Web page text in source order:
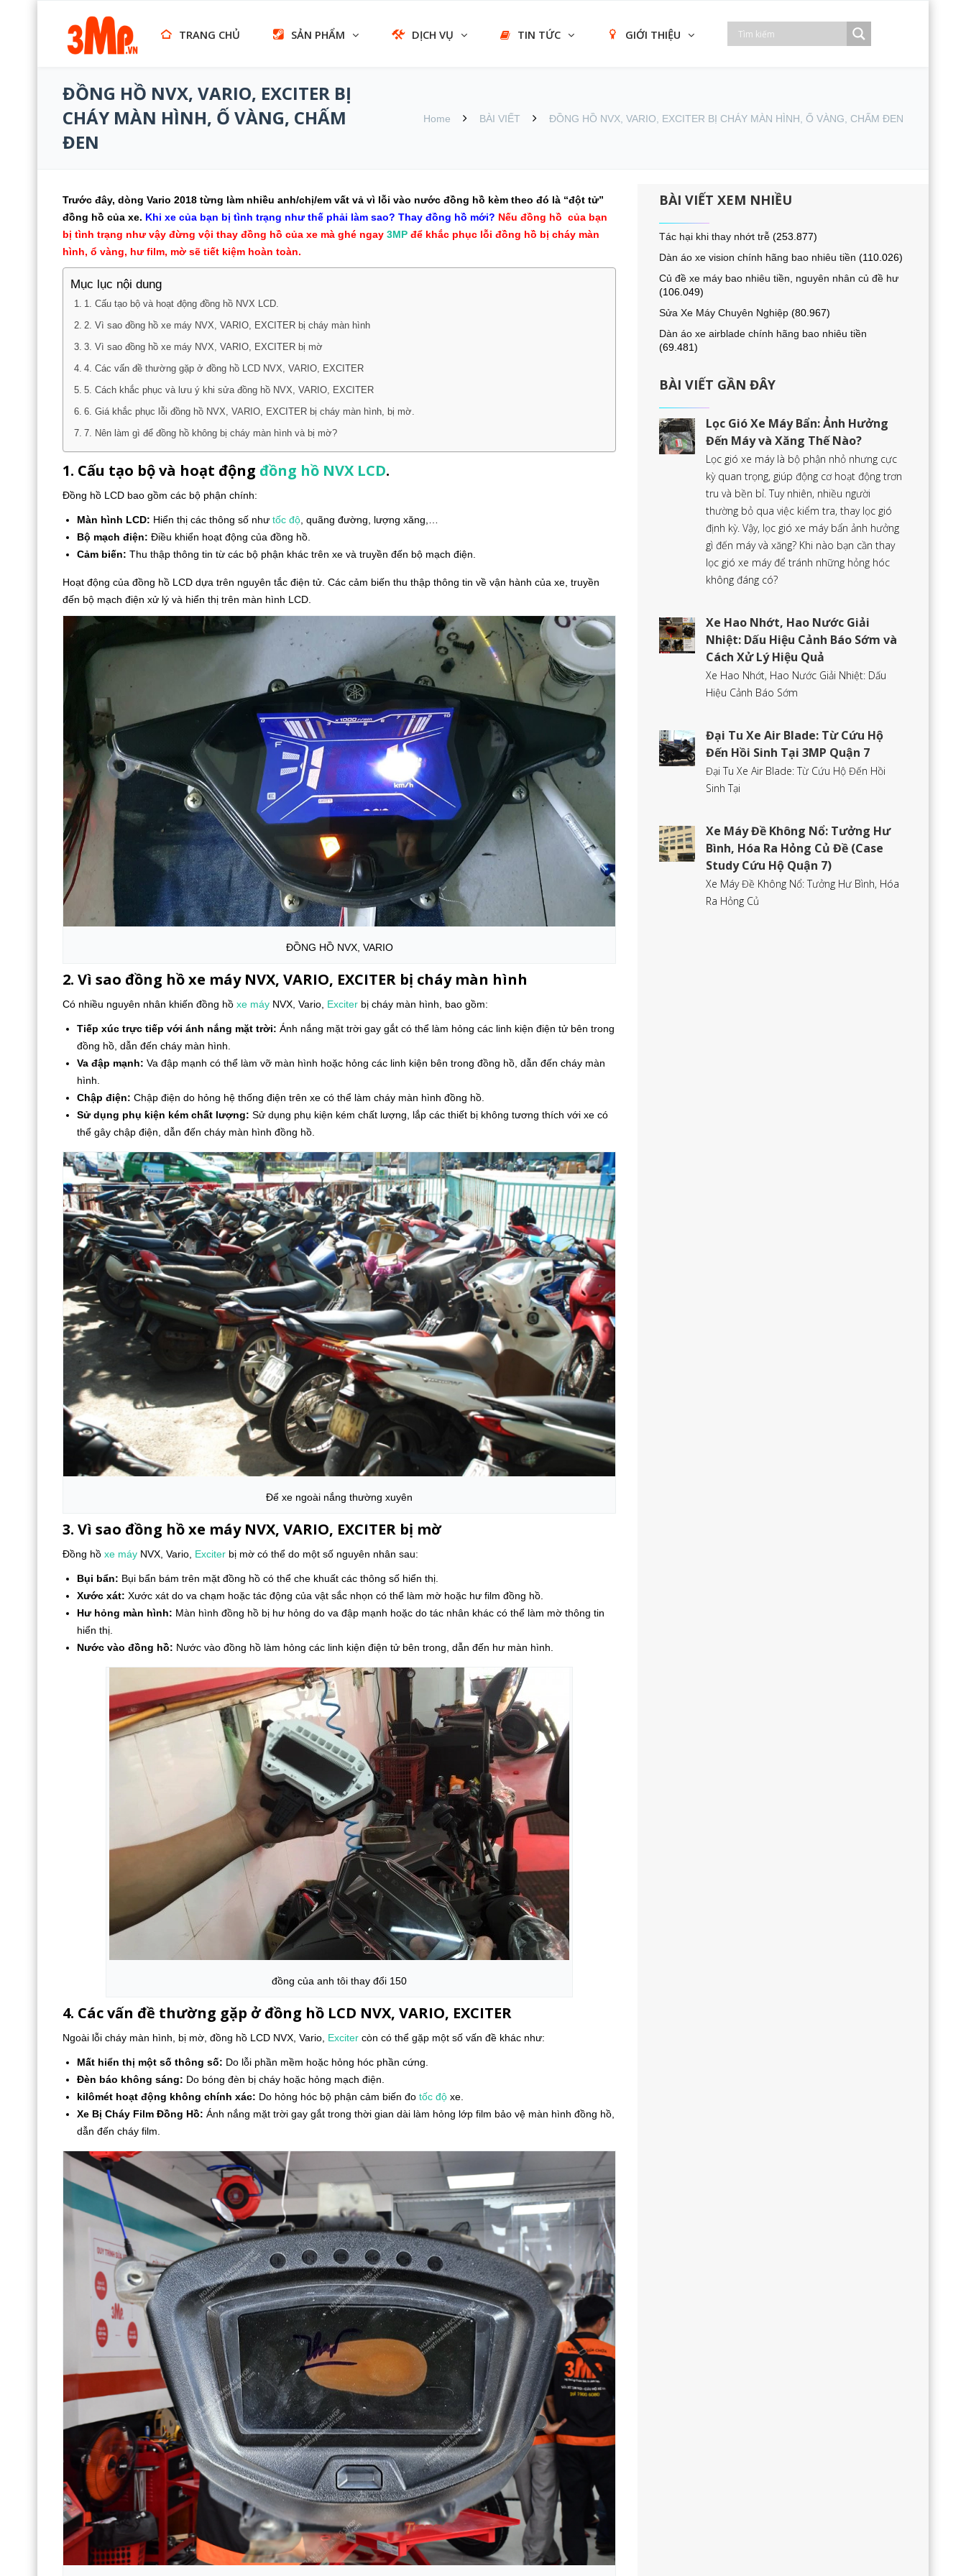
TRANG CHỦ SẢN PHẨM DỊCH VỤ TIN TỨC GIỚI THIỆU
ĐỒNG HỒ NVX, VARIO, EXCITER BỊ
CHÁY MÀN HÌNH, Ố VÀNG, CHẤM
ĐEN
Home BÀI VIẾT ĐỒNG HỒ NVX, VARIO, EXCITER BỊ CHÁY MÀN HÌNH, Ố VÀNG, CHẤM ĐEN
Trước đây, dòng Vario 2018 từng làm nhiều anh/chị/em vất vả vì lỗi vào nước đồng hồ kèm theo đó là “đột tử”
đồng hồ của xe. Khi xe của bạn bị tình trạng như thế phải làm sao? Thay đồng hồ mới? Nếu đồng hồ của bạn
bị tình trạng như vậy đừng vội thay đồng hồ của xe mà ghé ngay 3MP để khắc phục lỗi đồng hồ bị cháy màn
hình, ổ vàng, hư film, mờ sẽ tiết kiệm hoàn toàn.
Mục lục nội dung
1. Cấu tạo bộ và hoạt động đồng hồ NVX LCD.
2. Vì sao đồng hồ xe máy NVX, VARIO, EXCITER bị cháy màn hình
3. Vì sao đồng hồ xe máy NVX, VARIO, EXCITER bị mờ
4. Các vấn đề thường gặp ở đồng hồ LCD NVX, VARIO, EXCITER
5. Cách khắc phục và lưu ý khi sửa đồng hồ NVX, VARIO, EXCITER
6. Giá khắc phục lỗi đồng hồ NVX, VARIO, EXCITER bị cháy màn hình, bị mờ.
7. Nên làm gì để đồng hồ không bị cháy màn hình và bị mờ?
1. Cấu tạo bộ và hoạt động đồng hồ NVX LCD.
Đồng hồ LCD bao gồm các bộ phận chính:
Màn hình LCD: Hiển thị các thông số như tốc độ , quãng đường, lượng xăng,…
Bộ mạch điện: Điều khiển hoạt động của đồng hồ.
Cảm biến: Thu thập thông tin từ các bộ phận khác trên xe và truyền đến bộ mạch điện.
Hoạt động của đồng hồ LCD dựa trên nguyên tắc điện tử. Các cảm biến thu thập thông tin về vận hành của xe, truyền
đến bộ mạch điện xử lý và hiển thị trên màn hình LCD.
ĐỒNG HỒ NVX, VARIO
2. Vì sao đồng hồ xe máy NVX, VARIO, EXCITER bị cháy màn hình
Có nhiều nguyên nhân khiến đồng hồ xe máy NVX, Vario, Exciter bị cháy màn hình, bao gồm:
Tiếp xúc trực tiếp với ánh nắng mặt trời: Ánh nắng mặt trời gay gắt có thể làm hỏng các linh kiện điện tử bên trong
đồng hồ, dẫn đến cháy màn hình.
Va đập mạnh: Va đập mạnh có thể làm vỡ màn hình hoặc hỏng các linh kiện bên trong đồng hồ, dẫn đến cháy màn
hình.
Chập điện: Chập điện do hỏng hệ thống điện trên xe có thể làm cháy màn hình đồng hồ.
Sử dụng phụ kiện kém chất lượng: Sử dụng phụ kiện kém chất lượng, lắp các thiết bị không tương thích với xe có
thể gây chập điện, dẫn đến cháy màn hình đồng hồ.
Để xe ngoài nắng thường xuyên
3. Vì sao đồng hồ xe máy NVX, VARIO, EXCITER bị mờ
Đồng hồ xe máy NVX, Vario, Exciter bị mờ có thể do một số nguyên nhân sau:
Bụi bẩn: Bụi bẩn bám trên mặt đồng hồ có thể che khuất các thông số hiển thị.
Xước xát: Xước xát do va chạm hoặc tác động của vật sắc nhọn có thể làm mờ hoặc hư film đồng hồ.
Hư hỏng màn hình: Màn hình đồng hồ bị hư hỏng do va đập mạnh hoặc do tác nhân khác có thể làm mờ thông tin
hiển thị.
Nước vào đồng hồ: Nước vào đồng hồ làm hỏng các linh kiện điện tử bên trong, dẫn đến hư màn hình.
đồng của anh tôi thay đổi 150
4. Các vấn đề thường gặp ở đồng hồ LCD NVX, VARIO, EXCITER
Ngoài lỗi cháy màn hình, bị mờ, đồng hồ LCD NVX, Vario, Exciter còn có thể gặp một số vấn đề khác như:
Mất hiển thị một số thông số: Do lỗi phần mềm hoặc hỏng hóc phần cứng.
Đèn báo không sáng: Do bóng đèn bị cháy hoặc hỏng mạch điện.
kilômét hoạt động không chính xác: Do hỏng hóc bộ phận cảm biến đo tốc độ xe.
Xe Bị Cháy Film Đồng Hồ: Ánh nắng mặt trời gay gắt trong thời gian dài làm hỏng lớp film bảo vệ màn hình đồng hồ,
dẫn đến cháy film.
BÀI VIẾT XEM NHIỀU
Tác hại khi thay nhớt trễ (253.877)
Dàn áo xe vision chính hãng bao nhiêu tiền (110.026)
Củ đề xe máy bao nhiêu tiền, nguyên nhân củ đề hư
(106.049)
Sửa Xe Máy Chuyên Nghiệp (80.967)
Dàn áo xe airblade chính hãng bao nhiêu tiền
(69.481)
BÀI VIẾT GẦN ĐÂY
Lọc Gió Xe Máy Bẩn: Ảnh Hưởng
Đến Máy và Xăng Thế Nào?
Lọc gió xe máy là bộ phận nhỏ nhưng cực
kỳ quan trọng, giúp động cơ hoạt động trơn
tru và bền bỉ. Tuy nhiên, nhiều người
thường bỏ qua việc kiểm tra, thay lọc gió
định kỳ. Vậy, lọc gió xe máy bẩn ảnh hưởng
gì đến máy và xăng? Khi nào bạn cần thay
lọc gió xe máy để tránh những hỏng hóc
không đáng có?
Xe Hao Nhớt, Hao Nước Giải
Nhiệt: Dấu Hiệu Cảnh Báo Sớm và
Cách Xử Lý Hiệu Quả
Xe Hao Nhớt, Hao Nước Giải Nhiệt: Dấu
Hiệu Cảnh Báo Sớm
Đại Tu Xe Air Blade: Từ Cứu Hộ
Đến Hồi Sinh Tại 3MP Quận 7
Đại Tu Xe Air Blade: Từ Cứu Hộ Đến Hồi
Sinh Tại
Xe Máy Đề Không Nổ: Tưởng Hư
Bình, Hóa Ra Hỏng Củ Đề (Case
Study Cứu Hộ Quận 7)
Xe Máy Đề Không Nổ: Tưởng Hư Bình, Hóa
Ra Hỏng Củ